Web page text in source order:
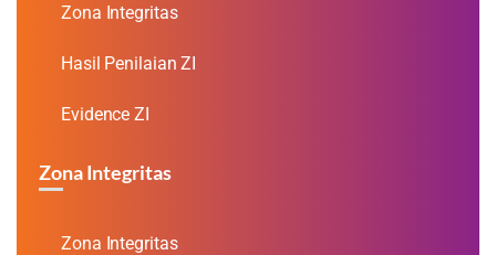
Zona Integritas
Hasil Penilaian ZI
Evidence ZI
Zona Integritas
Zona Integritas